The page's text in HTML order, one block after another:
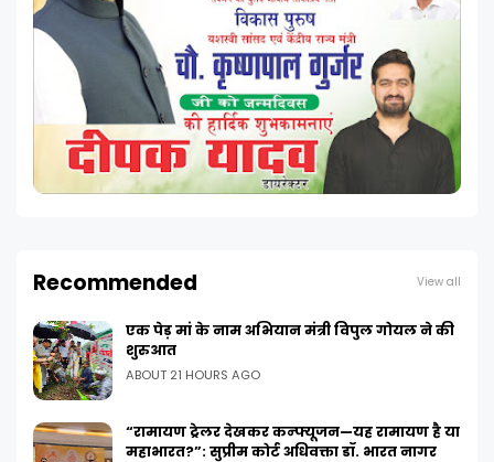
Recommended View all
एक पेड़ मां के नाम अभियान मंत्री विपुल गोयल ने की
शुरुआत
ABOUT 21 HOURS AGO
“रामायण ट्रेलर देखकर कन्फ्यूजन—यह रामायण है या
महाभारत?”: सुप्रीम कोर्ट अधिवक्ता डॉ. भारत नागर